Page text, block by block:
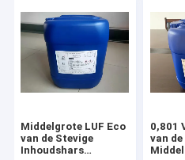
Middelgrote LUF Eco
van de Stevige
Inhoudshars
0,801
van